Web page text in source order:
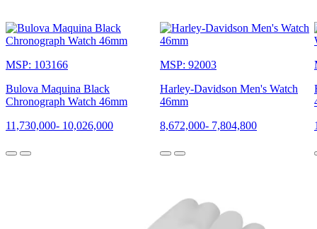
MSP: 103166
Bulova Maquina Black
Chronograph Watch​ 46mm
11,730,000- 10,026,000
MSP: 92003
Harley-Davidson Men's Watch
46mm
8,672,000- 7,804,800